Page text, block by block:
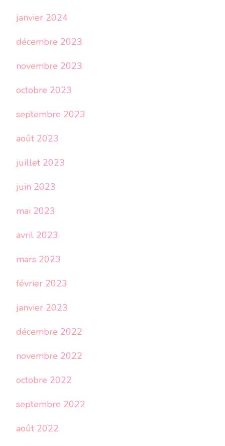
janvier 2024
décembre 2023
novembre 2023
octobre 2023
septembre 2023
août 2023
juillet 2023
juin 2023
mai 2023
avril 2023
mars 2023
février 2023
janvier 2023
décembre 2022
novembre 2022
octobre 2022
septembre 2022
août 2022